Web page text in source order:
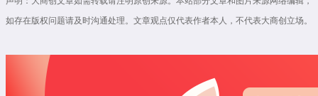
如存在版权问题请及时沟通处理。文章观点仅代表作者本人，不代表大商创立场。